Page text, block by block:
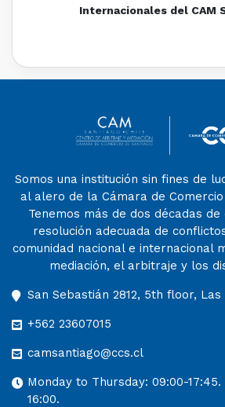
Internacionales del CAM
Somos una institución sin fines de
al alero de la Cámara de Comercio
Tenemos más de dos décadas
resolución adecuada de
comunidad nacional e internacional
mediación, el arbitraje y los
San Sebastián 2812, 5th floor, Las
+562 23607015
camsantiago@ccs.cl
Monday to Thursday: 09:00-
16:00.